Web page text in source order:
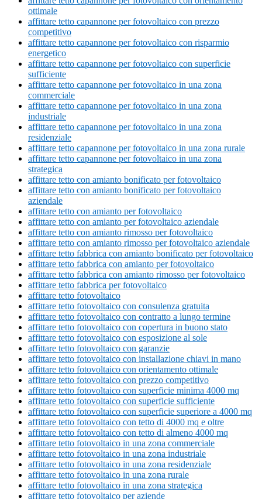
ottimale
affittare tetto capannone per fotovoltaico con prezzo
competitivo
affittare tetto capannone per fotovoltaico con risparmio
energetico
affittare tetto capannone per fotovoltaico con superficie
sufficiente
affittare tetto capannone per fotovoltaico in una zona
commerciale
affittare tetto capannone per fotovoltaico in una zona
industriale
affittare tetto capannone per fotovoltaico in una zona
residenziale
affittare tetto capannone per fotovoltaico in una zona rurale
affittare tetto capannone per fotovoltaico in una zona
strategica
affittare tetto con amianto bonificato per fotovoltaico
affittare tetto con amianto bonificato per fotovoltaico
aziendale
affittare tetto con amianto per fotovoltaico
affittare tetto con amianto per fotovoltaico aziendale
affittare tetto con amianto rimosso per fotovoltaico
affittare tetto con amianto rimosso per fotovoltaico aziendale
affittare tetto fabbrica con amianto bonificato per fotovoltaico
affittare tetto fabbrica con amianto per fotovoltaico
affittare tetto fabbrica con amianto rimosso per fotovoltaico
affittare tetto fabbrica per fotovoltaico
affittare tetto fotovoltaico
affittare tetto fotovoltaico con consulenza gratuita
affittare tetto fotovoltaico con contratto a lungo termine
affittare tetto fotovoltaico con copertura in buono stato
affittare tetto fotovoltaico con esposizione al sole
affittare tetto fotovoltaico con garanzie
affittare tetto fotovoltaico con installazione chiavi in mano
affittare tetto fotovoltaico con orientamento ottimale
affittare tetto fotovoltaico con prezzo competitivo
affittare tetto fotovoltaico con superficie minima 4000 mq
affittare tetto fotovoltaico con superficie sufficiente
affittare tetto fotovoltaico con superficie superiore a 4000 mq
affittare tetto fotovoltaico con tetto di 4000 mq e oltre
affittare tetto fotovoltaico con tetto di almeno 4000 mq
affittare tetto fotovoltaico in una zona commerciale
affittare tetto fotovoltaico in una zona industriale
affittare tetto fotovoltaico in una zona residenziale
affittare tetto fotovoltaico in una zona rurale
affittare tetto fotovoltaico in una zona strategica
affittare tetto fotovoltaico per aziende